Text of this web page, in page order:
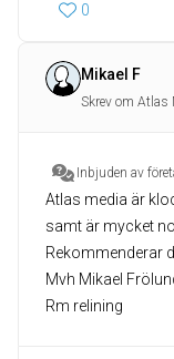
0
Mikael F
Skrev om Atlas
Inbjuden av
Atlas media är
samt är mycket
Rekommenderar
Mvh Mikael
Rm relining